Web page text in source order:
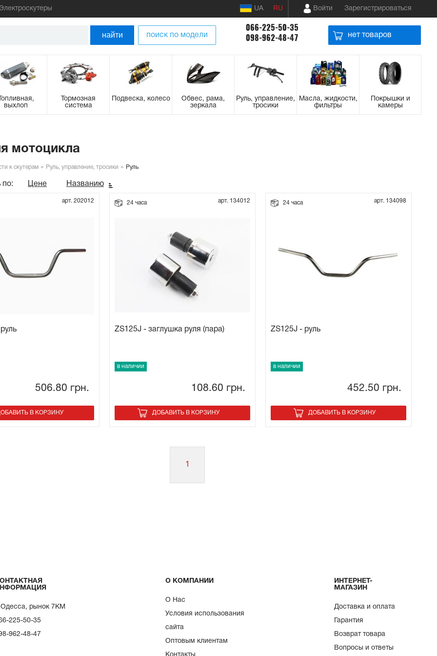
Электроскутеры UA RU Войти Зарегистрироваться
найти поиск по модели
066-225-50-35
098-962-48-47
нет товаров
выхлоп
Тормозная
система
Подвеска, колесо
Обвес, рама,
зеркала
Руль, управление,
тросики
Масла, жидкости,
фильтры
Покрышки и
камеры
мотоцикла
к скутерам Руль, управление, тросики Руль
по: Цене Названию
арт. 202012
506.80 грн.
В КОРЗИНУ
24 часа арт. 134012
ZS125J - заглушка руля (пара)
в наличии
108.60 грн.
ДОБАВИТЬ В КОРЗИНУ
24 часа арт. 134098
ZS125J - руль
в наличии
452.50 грн.
ДОБАВИТЬ В КОРЗИНУ
1
Одесса, рынок 7КМ
225-50-35
962-48-47
О КОМПАНИИ
О Нас
Условия использования
сайта
Оптовым клиентам
ИНТЕРНЕТ-
МАГАЗИН
Доставка и оплата
Гарантия
Возврат товара
Вопросы и ответы